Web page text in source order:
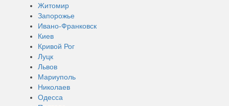
Житомир
Запорожье
Ивано-Франковск
Киев
Кривой Рог
Луцк
Львов
Мариуполь
Николаев
Одесса